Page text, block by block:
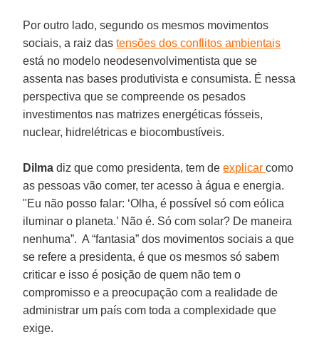
Por outro lado, segundo os mesmos movimentos
sociais, a raiz dastensões dos conflitos ambientais
está no modelo neodesenvolvimentista que se
assenta nas bases produtivista e consumista. É nessa
perspectiva que se compreende os pesados
investimentos nas matrizes energéticas fósseis,
nuclear, hidrelétricas e biocombustíveis.
Dilmadiz que como presidenta, tem deexplicarcomo
as pessoas vão comer, ter acesso à água e energia.
"Eu não posso falar: ‘Olha, é possível só com eólica
iluminar o planeta.’ Não é. Só com solar? De maneira
nenhuma”. A “fantasia” dos movimentos sociais a que
se refere a presidenta, é que os mesmos só sabem
criticar e isso é posição de quem não tem o
compromisso e a preocupação com a realidade de
administrar um país com toda a complexidade que
exige.